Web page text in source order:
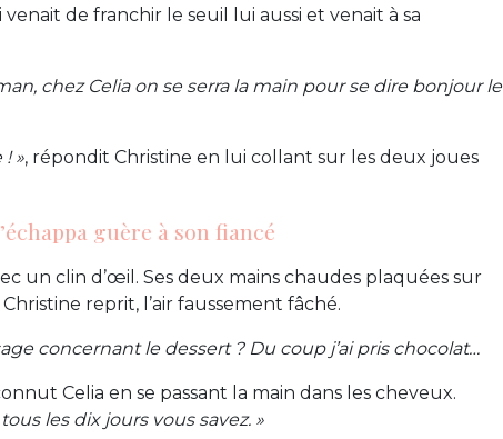
de franchir le seuil lui aussi et venait à sa
chez Celia on se serra la main pour se dire bonjour le
! », répondit Christine en lui collant sur les deux joues
guère à son fiancé
un clin d’œil. Ses deux mains chaudes plaquées sur
reprit, l’air faussement fâché.
concernant le dessert ? Du coup j’ai pris chocolat…
Celia en se passant la main dans les cheveux.
les dix jours vous savez. »